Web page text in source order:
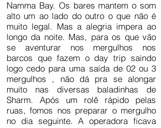
Namma Bay. Os bares mantem o som
alto um ao lado do outro o que não é
muito legal. Mas a alegria impera ao
longo da noite. Mas, para os que vão
se aventurar nos mergulhos nos
barcos que fazem o day trip saindo
logo cedo para uma saída de 02 ou 3
mergulhos , não dá pra se alongar
muito nas diversas baladinhas de
Sharm. Após um rolê rápido pelas
ruas, fomos nos preparar o mergulho
no dia seguinte. A operadora ficava